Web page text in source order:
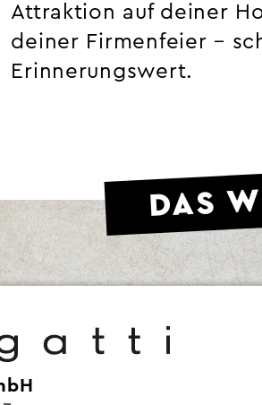
Attraktion auf deiner
deiner Firmenfeier –
Erinnerungswert.
DAS